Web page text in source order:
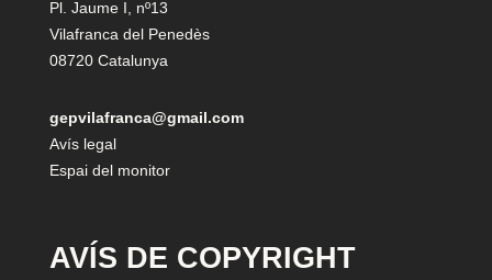
Pl. Jaume I, nº13
Vilafranca del Penedès
08720 Catalunya
gepvilafranca@gmail.com
Avís legal
Espai del monitor
AVÍS DE COPYRIGHT